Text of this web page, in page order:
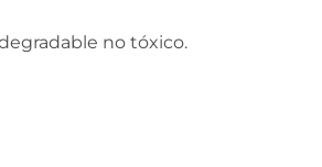
no tóxico.